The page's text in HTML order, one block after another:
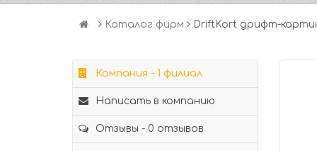
Каталог фирм DriftKort дрифт-
Компания - 1 филиал
Написать в компанию
Отзывы - 0 отзывов